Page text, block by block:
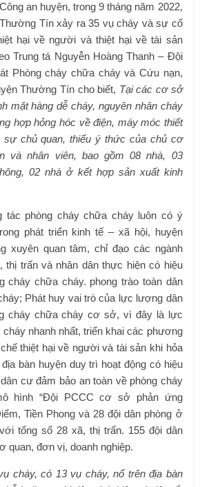
an huyện, trong 9 tháng năm 2022,
Tín xảy ra 35 vụ cháy và sự cố
hại về người và thiệt hại về tài sản
Trung tá Nguyễn Hoàng Thanh – Đội
Phòng cháy chữa cháy và Cứu nạn,
Thường Tín cho biết, Tại các cơ sở
mặt hàng dễ cháy, nguyên nhân cháy
hợp hỏng hóc về điện, máy móc thiết
sự chủ quan, thiếu ý thức của chủ cơ
và nhân viên, bao gồm 08 nhà, 03
02 nhà ở kết hợp sản xuất kinh
tác phòng cháy chữa cháy luôn có ý
phát triển kinh tế – xã hội, huyện
xuyên quan tâm, chỉ đạo các ngành
thị trấn và nhân dân thực hiện có hiệu
cháy chữa cháy. phong trào toàn dân
Phát huy vai trò của lực lượng dân
cháy chữa cháy cơ sở, vì đây là lực
nhanh nhất, triển khai các phương
thiệt hại về người và tài sản khi hỏa
bàn huyện duy trì hoạt động có hiệu
cư đảm bảo an toàn về phòng cháy
hình “Đội PCCC cơ sở phản ứng
Tiền Phong và 28 đội dân phòng ở
tổng số 28 xã, thị trấn. 155 đội dân
quan, đơn vị, doanh nghiệp.
cháy, có 13 vụ cháy, nổ trên địa bàn